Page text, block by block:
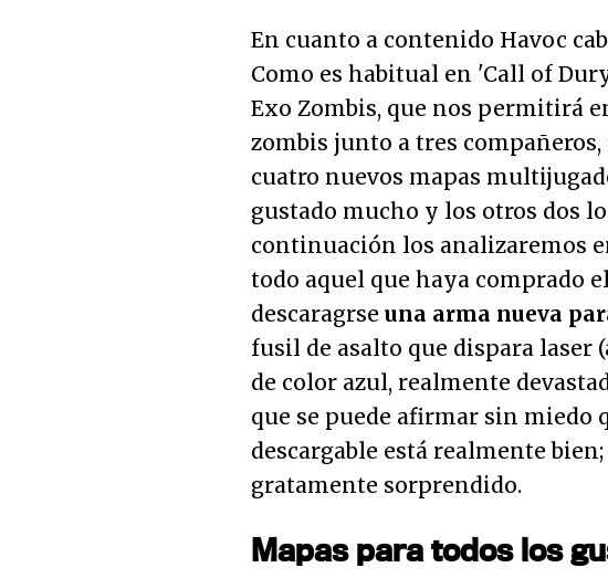
En cuanto a contenido Havoc
Como es habitual en 'Call of
Exo Zombis, que nos permitirá
zombis junto a tres
cuatro nuevos mapas
gustado mucho y los otros dos
continuación los analizaremos
todo aquel que haya comprado
descaragrse una arma nueva
fusil de asalto que dispara laser
de color azul, realmente
que se puede afirmar sin miedo
descargable está realmente
gratamente sorprendido.
Mapas para todos los